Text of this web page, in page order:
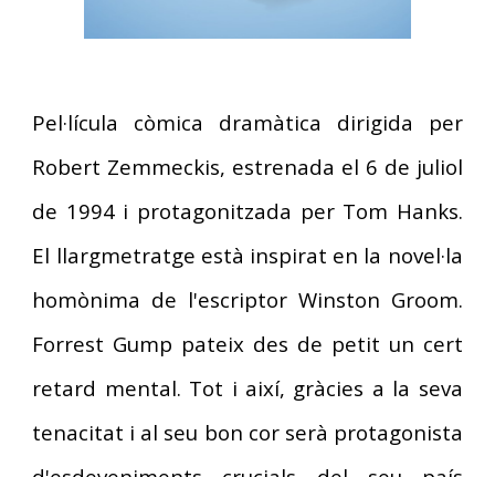
Pel·lícula còmica dramàtica dirigida per
Robert Zemmeckis, estrenada el 6 de juliol
de 1994i protagonitzada per Tom Hanks.
El llargmetratge està inspirat en la novel·la
homònima de l'escriptor Winston Groom.
Forrest Gump pateix des de petit un cert
retard mental. Tot i així, gràcies a la seva
tenacitat i al seu bon cor serà protagonista